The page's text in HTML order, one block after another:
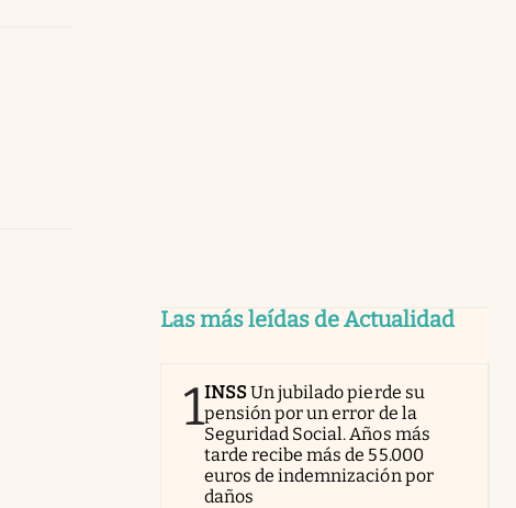
Las más leídas de Actualidad
1INSSUn jubilado pierde su
pensión por un error de la
Seguridad Social. Años más
tarde recibe más de 55.000
euros de indemnización por
daños